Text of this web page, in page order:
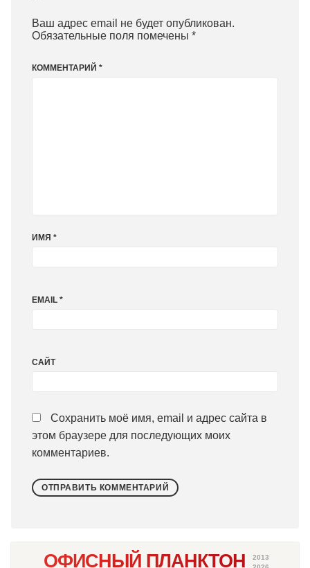
Ваш адрес email не будет опубликован.
Обязательные поля помечены *
КОММЕНТАРИЙ *
ИМЯ *
EMAIL *
САЙТ
Сохранить моё имя, email и адрес сайта в
этом браузере для последующих моих
комментариев.
ОФИСНЫЙ ПЛАНКТОН
2013